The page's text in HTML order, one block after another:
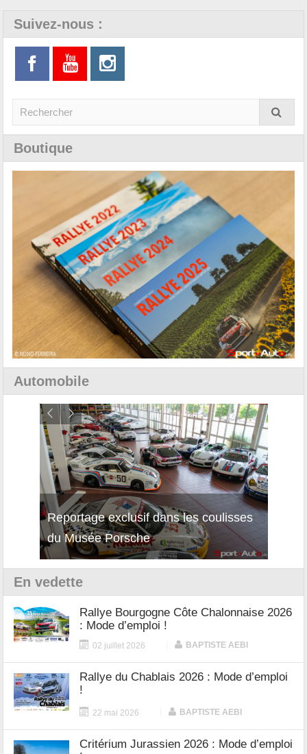
Suivez-nous :
Boutique
Automobile
Reportage exclusif dans les coulisses
du Musée Porsche
En vedette
Rallye Bourgogne Côte Chalonnaise 2026
: Mode d’emploi !
02 juillet 2026 BAPTISTE AEBI
Rallye du Chablais 2026 : Mode d’emploi
!
22 mai 2026 BAPTISTE AEBI
Critérium Jurassien 2026 : Mode d’emploi